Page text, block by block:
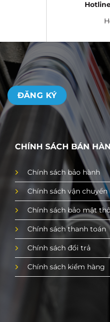
CHÍNH SÁCH BÁN
Chính sách bảo hành
Chính sách vận chuyển
Chính sách bảo mật
Chính sách thanh toán
Chính sách đổi trả
Chính sách kiểm hàng